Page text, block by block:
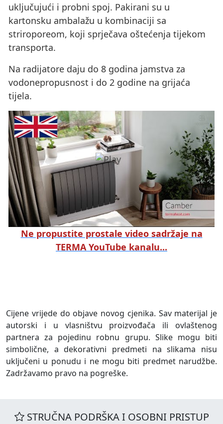
uključujući i probni spoj. Pakirani su u
kartonsku ambalažu u kombinaciji sa
striroporeom, koji sprječava oštećenja tijekom
transporta.
Na radijatore daju do 8 godina jamstva za
vodonepropusnost i do 2 godine na grijaća
tijela.
Ne propustite prostale video sadržaje na
TERMA YouTube kanalu...
Cijene vrijede do objave novog cjenika. Sav materijal je
autorski i u vlasništvu proizvođača ili ovlaštenog
partnera za pojedinu robnu grupu. Slike mogu biti
simbolične, a dekorativni predmeti na slikama nisu
uključeni u ponudu i ne mogu biti predmet narudžbe.
Zadržavamo pravo na pogreške.
STRUČNA PODRŠKA I OSOBNI PRISTUP